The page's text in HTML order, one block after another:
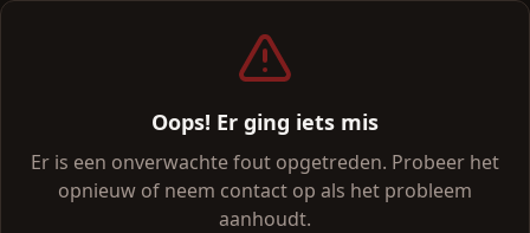
Oops! Er ging iets mis
Er is een onverwachte fout opgetreden. Probeer het
opnieuw of neem contact op als het probleem
aanhoudt.